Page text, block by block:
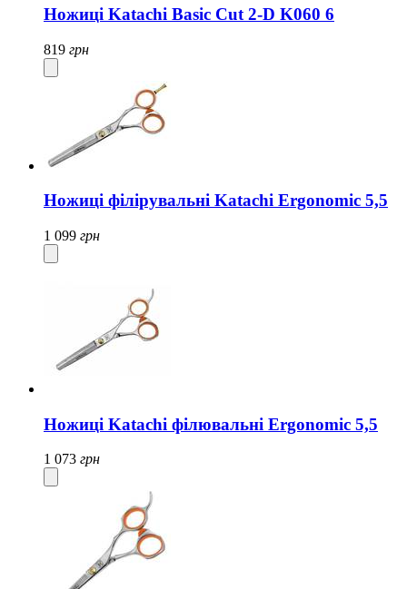
Ножиці Katachi Basic Cut 2-D K060 6
819 грн
Ножиці філірувальні Katachi Ergonomic 5,5
1 099 грн
Ножиці Katachi філювальні Ergonomic 5,5
1 073 грн